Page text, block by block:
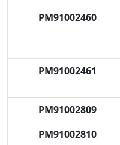
PM91002460
PM91002461
PM91002809
PM91002810